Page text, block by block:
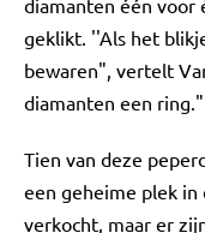
diamanten één voor
geklikt. ''Als het
bewaren", vertelt
diamanten een ring."
Tien van deze
een geheime plek in
verkocht, maar er